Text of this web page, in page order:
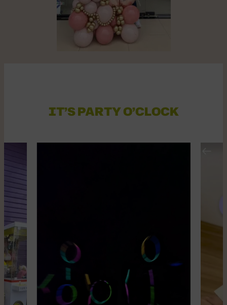
IT’S PARTY O’CLOCK